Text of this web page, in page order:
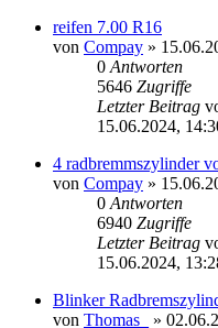
reifen 7.00 R16
von Compay »
0 Antworten
5646 Zugriffe
Letzter Beitrag
15.06.2024,
4 radbremmszylinder
von Compay »
0 Antworten
6940 Zugriffe
Letzter Beitrag
15.06.2024,
Blinker
von Thomas_ »